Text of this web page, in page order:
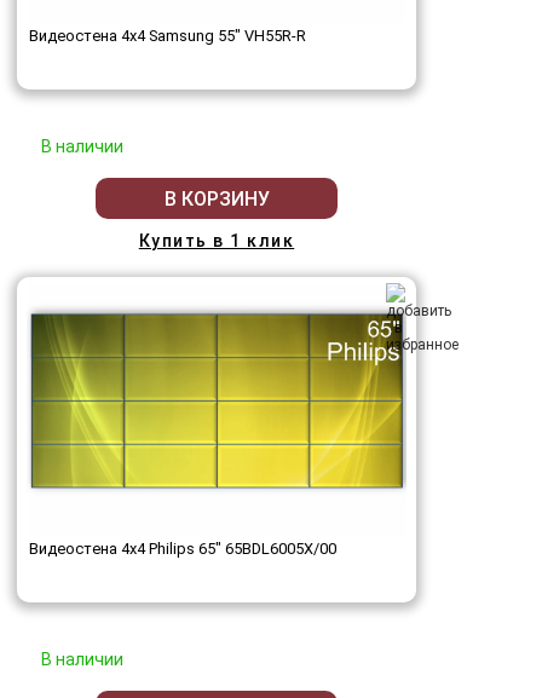
Видеостена 4x4 Samsung 55" VH55R-R
В наличии
В КОРЗИНУ
Купить в 1 клик
Видеостена 4x4 Philips 65" 65BDL6005X/00
В наличии